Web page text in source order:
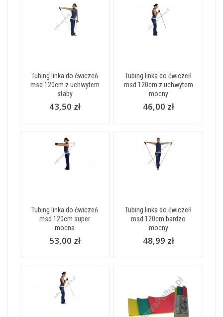
Tubing linka do ćwiczeń
msd 120cm z uchwytem
słaby
43,50 zł
Tubing linka do ćwiczeń
msd 120cm z uchwytem
mocny
46,00 zł
Tubing linka do ćwiczeń
msd 120cm super
mocna
53,00 zł
Tubing linka do ćwiczeń
msd 120cm bardzo
mocny
48,99 zł